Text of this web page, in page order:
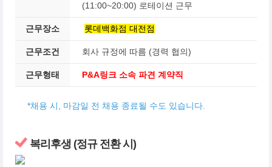
(11:00~20:00) 로테이션 근무
근무장소 롯데백화점 대전점
근무조건 회사 규정에 따름 (경력 협의)
근무형태 P&A링크 소속 파견 계약직
*채용 시, 마감일 전 채용 종료될 수도 있습니다.
복리후생 (정규 전환 시)